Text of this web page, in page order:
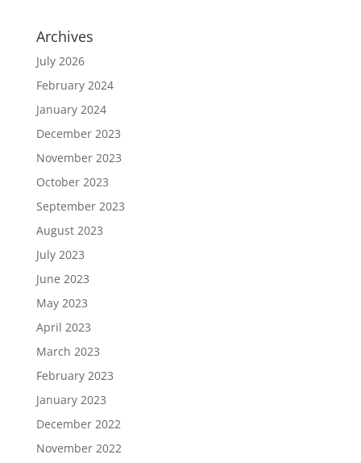
Archives
July 2026
February 2024
January 2024
December 2023
November 2023
October 2023
September 2023
August 2023
July 2023
June 2023
May 2023
April 2023
March 2023
February 2023
January 2023
December 2022
November 2022